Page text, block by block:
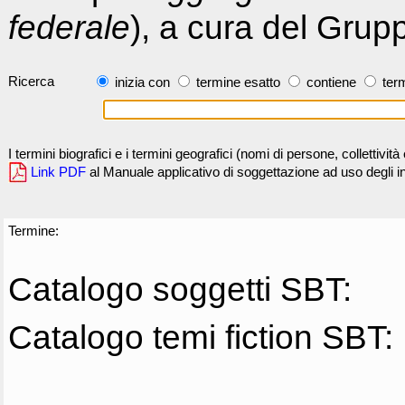
federale), a cura del
Ricerca inizia con termine esatto contiene
I termini biografici e i termini geografici (nomi di persone,
Link PDF al Manuale applicativo di soggettazione ad uso degli
Termine:
Catalogo soggetti SBT:
Catalogo temi fiction SBT: